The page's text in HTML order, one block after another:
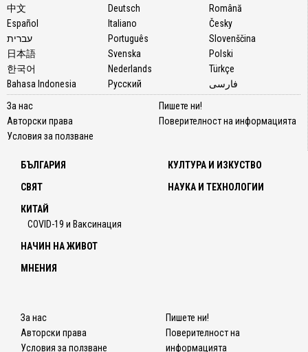
中文
Español
עברית
日本語
한국어
Bahasa Indonesia
Deutsch
Italiano
Português
Svenska
Nederlands
Русский
Română
Česky
Slovenščina
Polski
Türkçe
فارسی
За нас
Авторски права
Условия за ползване
Пишете ни!
Поверителност на информацията
БЪЛГАРИЯ
СВЯТ
КИТАЙ
COVID-19 и Ваксинация
КУЛТУРА И ИЗКУСТВО
НАУКА И ТЕХНОЛОГИИ
НАЧИН НА ЖИВОТ
МНЕНИЯ
За нас
Авторски права
Условия за ползване
Пишете ни!
Поверителност на
информацията